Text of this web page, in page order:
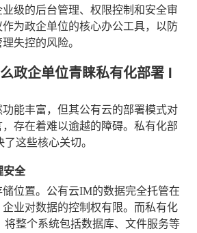
级的后台管理、权限控制和安全审
为政企单位的核心办公工具，以防
失控的风险。
政企单位青睐私有化部署 I
能丰富，但其公有云的部署模式对
存在着难以逾越的障碍。私有化部
这些核心关切。
安全
位置。公有云IM的数据完全托管在
业对数据的控制权有限。而私有化
将整个系统包括数据库、文件服务等